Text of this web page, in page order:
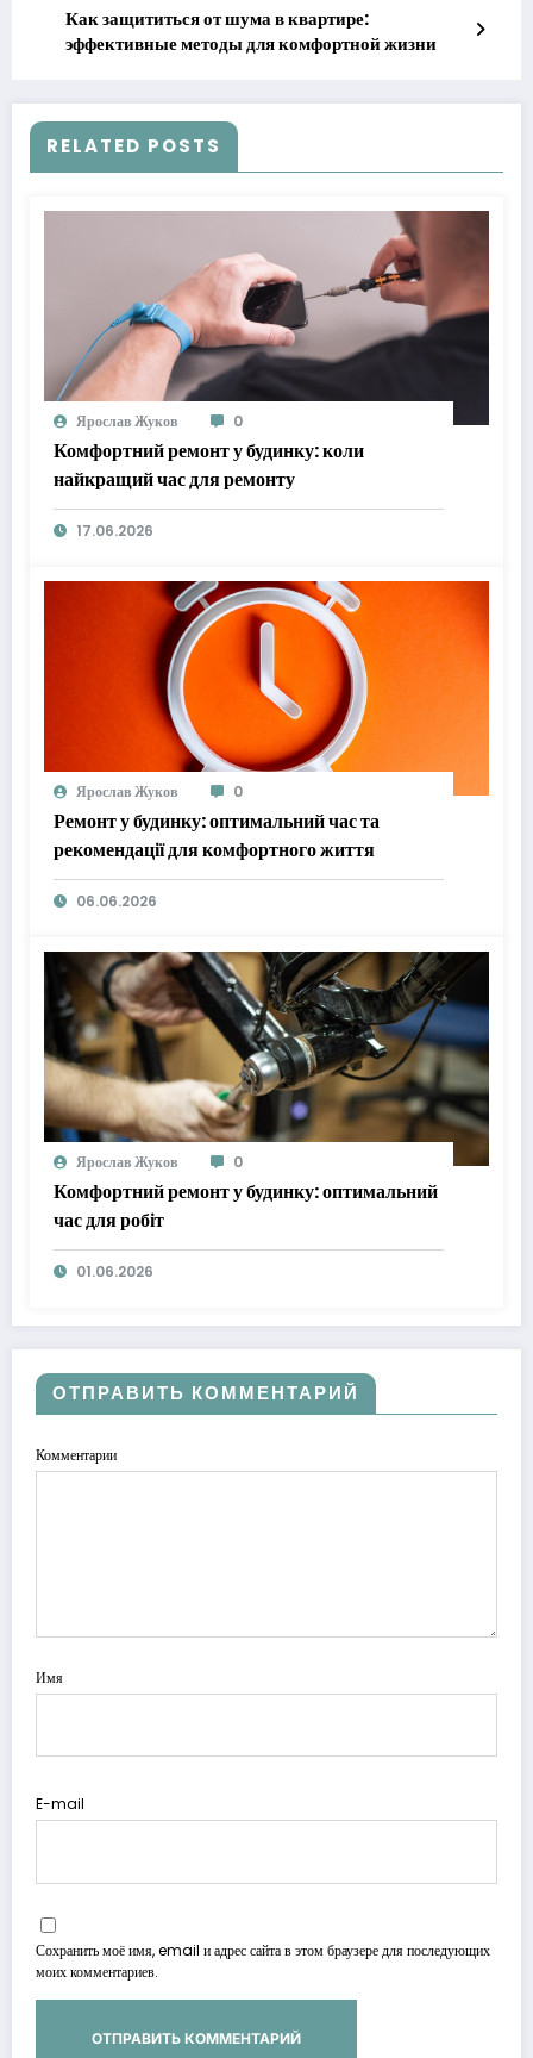
Как защититься от шума в квартире:
эффективные методы для комфортной жизни
RELATED POSTS
Ярослав Жуков 0
Комфортний ремонт у будинку: коли
найкращий час для ремонту
17.06.2026
Ярослав Жуков 0
Ремонт у будинку: оптимальний час та
рекомендації для комфортного життя
06.06.2026
Ярослав Жуков 0
Комфортний ремонт у будинку: оптимальний
час для робіт
01.06.2026
ОТПРАВИТЬ КОММЕНТАРИЙ
Комментарии
Имя
E-mail
Сохранить моё имя, email и адрес сайта в этом браузере для последующих
моих комментариев.